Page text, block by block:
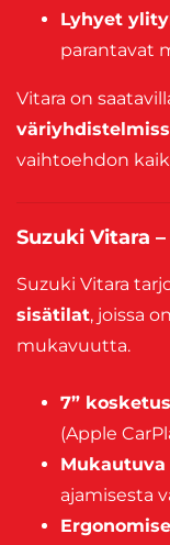
Lyhyet
parantavat
Vitara on
vaihtoehdon
Suzuki Vitara
Suzuki Vitara
sisätilat, joissa
mukavuutta.
7”
(Apple
ajamisesta